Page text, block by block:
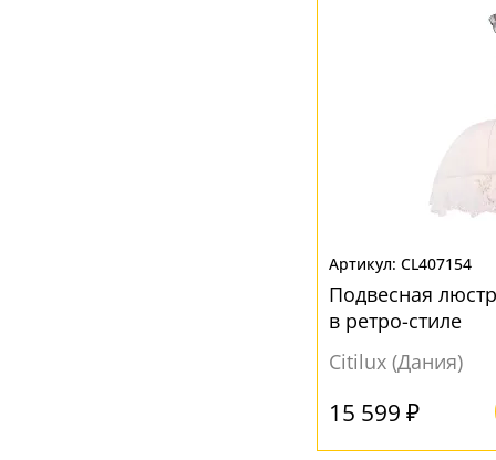
CL407154
Подвесная
в ретро-стиле
Citilux (Дания)
15 599 ₽